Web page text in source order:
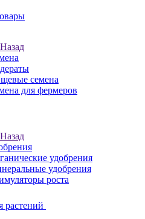
Назад
семена
для фермеров
Назад
удобрения
удобрения
роста
растений